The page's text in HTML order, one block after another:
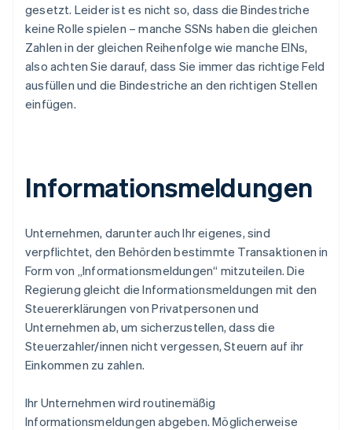
gesetzt. Leider ist es nicht so, dass die Bindestriche
keine Rolle spielen – manche SSNs haben die gleichen
Zahlen in der gleichen Reihenfolge wie manche EINs,
also achten Sie darauf, dass Sie immer das richtige Feld
ausfüllen und die Bindestriche an den richtigen Stellen
einfügen.
Informationsmeldungen
Unternehmen, darunter auch Ihr eigenes, sind
verpflichtet, den Behörden bestimmte Transaktionen in
Form von „Informationsmeldungen“ mitzuteilen. Die
Regierung gleicht die Informationsmeldungen mit den
Steuererklärungen von Privatpersonen und
Unternehmen ab, um sicherzustellen, dass die
Steuerzahler/innen nicht vergessen, Steuern auf ihr
Einkommen zu zahlen.
Ihr Unternehmen wird routinemäßig
Informationsmeldungen abgeben. Möglicherweise